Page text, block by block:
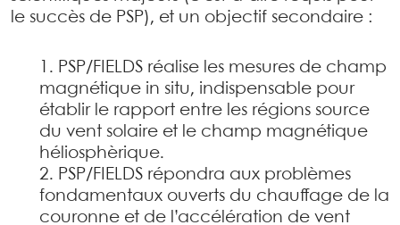
le succès de PSP), et un objectif secondaire :
PSP/FIELDS réalise les mesures de champ
magnétique in situ, indispensable pour
établir le rapport entre les régions source
du vent solaire et le champ magnétique
héliosphèrique.
PSP/FIELDS répondra aux problèmes
fondamentaux ouverts du chauffage de la
couronne et de l’accélération de vent